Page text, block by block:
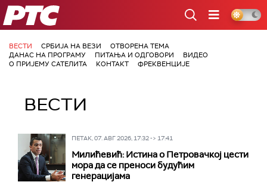
РТС
ВЕСТИ СРБИЈА НА ВЕЗИ
ОТВОРЕНА ТЕМА
ДАНАС НА ПРОГРАМУ
ПИТАЊА И ОДГОВОРИ
ВИДЕО
О ПРИЈЕМУ САТЕЛИТА
КОНТАКТ ФРЕКВЕНЦИЈЕ
ВЕСТИ
ПЕТАК, 07. АВГ 2026, 17:32 -> 17:41
Милићевић: Истина о Петровачкој цести
мора да се преноси будућим
генерацијама